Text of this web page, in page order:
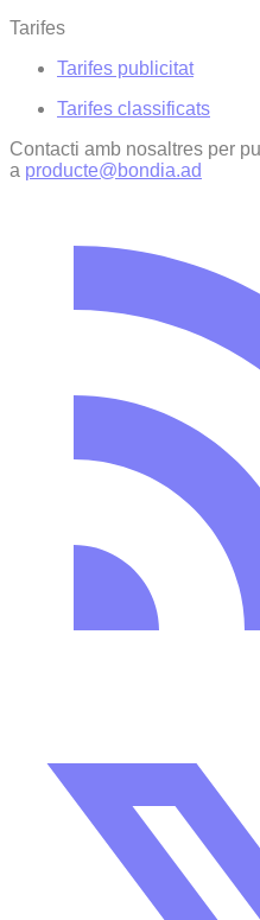
Tarifes
Tarifes publicitat
Tarifes classificats
Contacti amb nosaltres per
a producte@bondia.ad